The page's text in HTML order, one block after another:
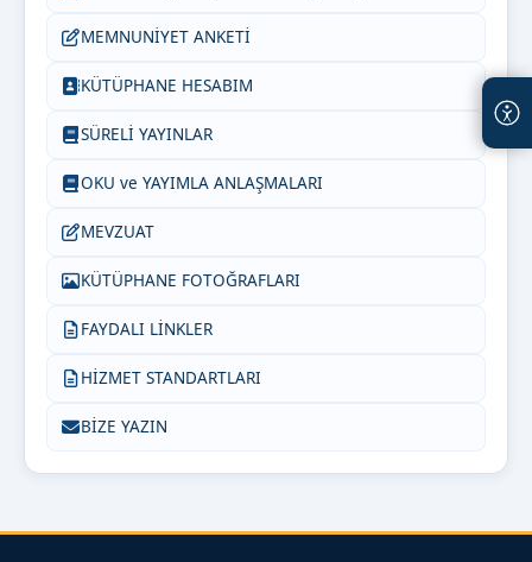
MEMNUNİYET ANKETİ
KÜTÜPHANE HESABIM
SÜRELİ YAYINLAR
OKU ve YAYIMLA ANLAŞMALARI
MEVZUAT
KÜTÜPHANE FOTOĞRAFLARI
FAYDALI LİNKLER
HİZMET STANDARTLARI
BİZE YAZIN